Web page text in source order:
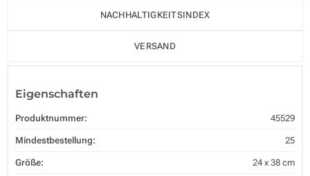
NACHHALTIGKEITSINDEX
VERSAND
Eigenschaften
Produktnummer: 45529
Mindestbestellung: 25
Größe: 24 x 38 cm